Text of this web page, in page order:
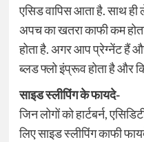
एसिड वापिस आता है. साथ ही
अपच का खतरा काफी कम
होता है. अगर आप प्रेग्नेंट हैं
ब्लड फ्लो इंप्रूव होता है और
साइड स्लीपिंग के फायदे-
जिन लोगों को हार्टबर्न,
लिए साइड स्लीपिंग काफी